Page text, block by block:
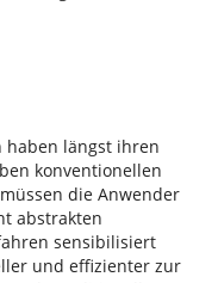
haben längst ihren
konventionellen
die Anwender
abstrakten
sensibilisiert
und effizienter zur